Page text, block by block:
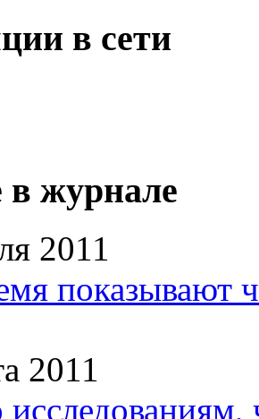
в сети
в журнале
2011
показывают
2011